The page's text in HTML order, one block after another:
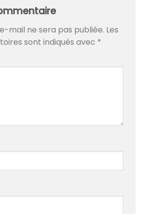
mail ne sera pas publiée. Les
sont indiqués avec *